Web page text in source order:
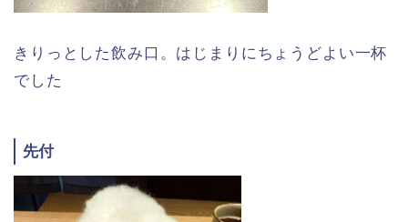
きりっとした飲み口。はじまりにちょうどよい一杯
でした
先付